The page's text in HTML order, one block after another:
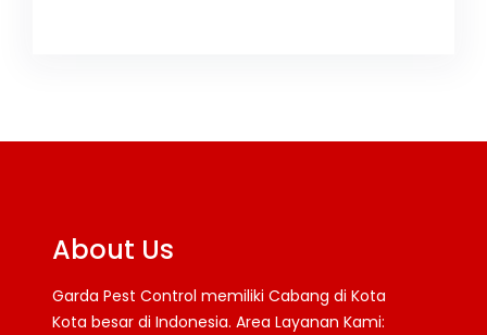
About Us
Garda Pest Control memiliki Cabang di Kota
Kota besar di Indonesia. Area Layanan Kami: